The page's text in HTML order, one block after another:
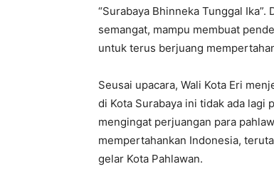
“Surabaya Bhinneka Tunggal
semangat, mampu membuat
untuk terus berjuang
Seusai upacara, Wali Kota Eri
di Kota Surabaya ini tidak ada lagi
mengingat perjuangan para
mempertahankan Indonesia,
gelar Kota Pahlawan.